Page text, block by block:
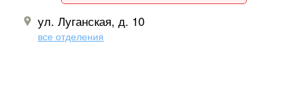
ул. Луганская, д. 10
все отделения